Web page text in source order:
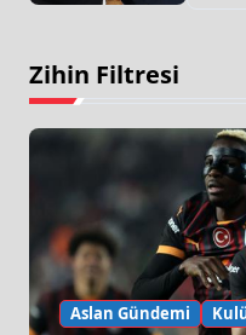
Zihin Filtresi
Aslan Gündemi